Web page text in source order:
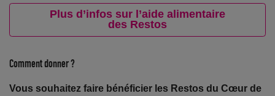
Plus d’infos sur l’aide alimentaire
des Restos
Comment donner ?
Vous souhaitez faire bénéficier les Restos du Cœur de